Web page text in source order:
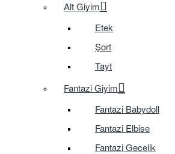
Alt Giyim
Etek
Şort
Tayt
Fantazi Giyim
Fantazi Babydoll
Fantazi Elbise
Fantazi Gecelik